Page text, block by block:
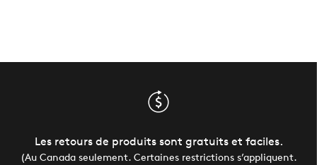
Les retours de produits sont gratuits et faciles.
(Au Canada seulement. Certaines restrictions s’appliquent.